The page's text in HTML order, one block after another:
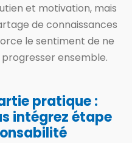
et motivation, mais
de connaissances
le sentiment de ne
ensemble.
pratique :
intégrez étape